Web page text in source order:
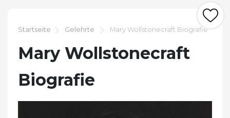
Startseite Gelehrte Mary Wollstonecraft Biografie
Mary Wollstonecraft
Biografie